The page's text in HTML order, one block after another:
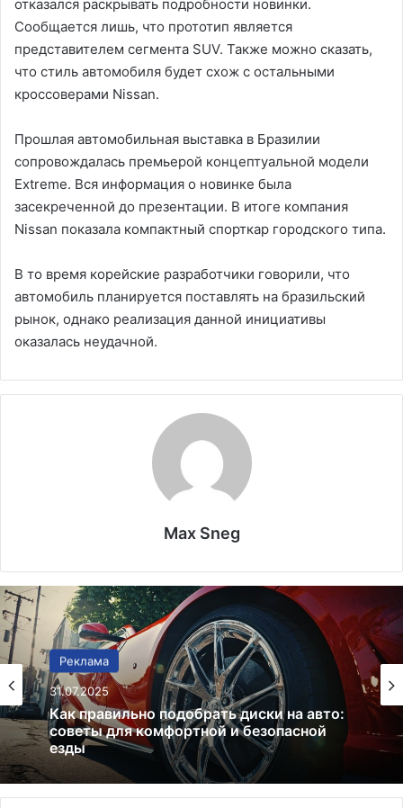
отказался раскрывать подробности новинки.
Сообщается лишь, что прототип является
представителем сегмента SUV. Также можно сказать,
что стиль автомобиля будет схож с остальными
кроссоверами Nissan.
Прошлая автомобильная выставка в Бразилии
сопровождалась премьерой концептуальной модели
Extreme. Вся информация о новинке была
засекреченной до презентации. В итоге компания
Nissan показала компактный спорткар городского типа.
В то время корейские разработчики говорили, что
автомобиль планируется поставлять на бразильский
рынок, однако реализация данной инициативы
оказалась неудачной.
Max Sneg
Реклама
31.07.2025
Как правильно подобрать диски на авто:
советы для комфортной и безопасной
езды
Реклама
25.07.2025
Признаки неисправности выпускного